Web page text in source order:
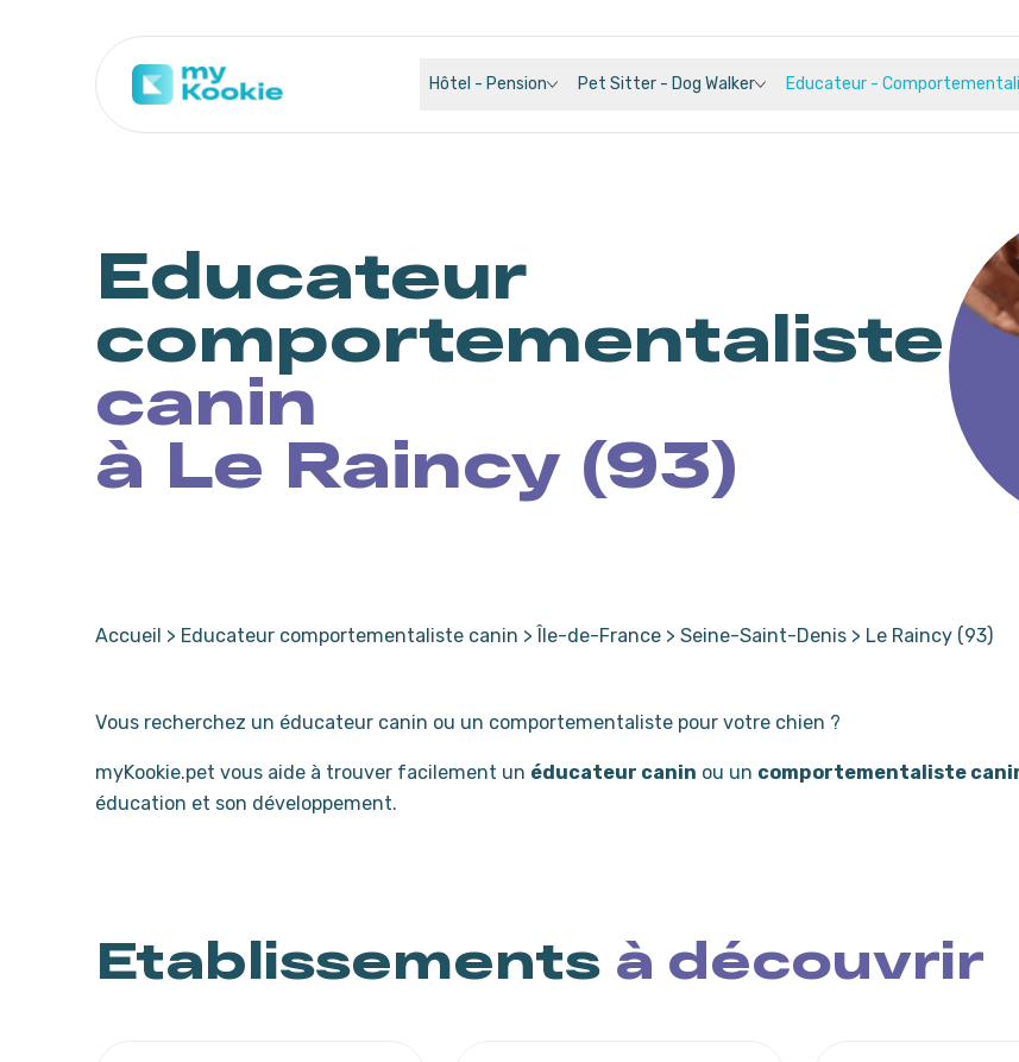
Hôtel - Pension Pet Sitter - Dog Walker Educateur -
Educateur
comportementaliste
canin
à Le Raincy (93)
Accueil > Educateur comportementaliste canin > Île-de-France > Seine-Saint-Denis > Le Raincy (93)
Vous recherchez un éducateur canin ou un comportementaliste pour votre chien ?
myKookie.pet vous aide à trouver facilement un éducateur canin ou un comportementaliste
éducation et son développement.
Etablissements à découvrir